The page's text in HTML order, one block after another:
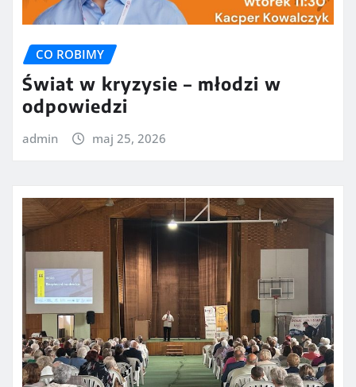
CO ROBIMY
Świat w kryzysie – młodzi w
odpowiedzi
admin maj 25, 2026